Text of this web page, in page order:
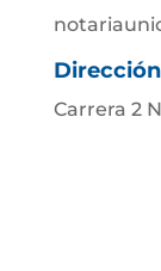
Carrera 2